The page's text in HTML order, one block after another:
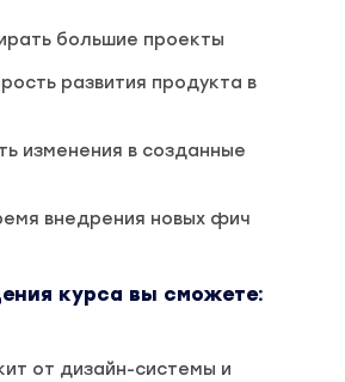
большие проекты
развития продукта в
изменения в созданные
внедрения новых фич
курса вы сможете:
от дизайн-системы и